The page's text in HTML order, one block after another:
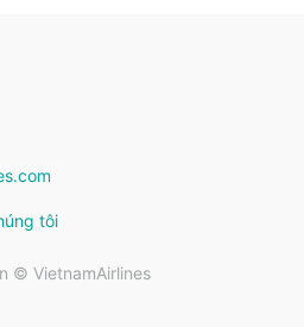
tôi
© VietnamAirlines